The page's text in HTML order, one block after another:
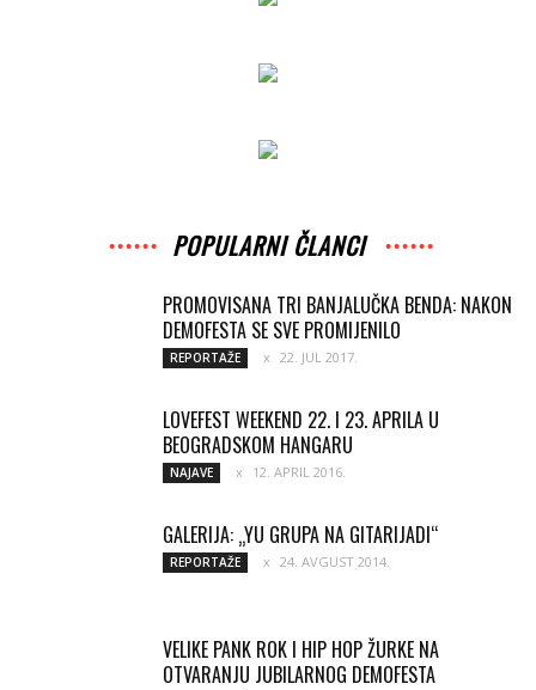
POPULARNI ČLANCI
PROMOVISANA TRI BANJALUČKA BENDA: NAKON
DEMOFESTA SE SVE PROMIJENILO
REPORTAŽE 22. JUL 2017.
LOVEFEST WEEKEND 22. I 23. APRILA U
BEOGRADSKOM HANGARU
NAJAVE 12. APRIL 2016.
GALERIJA: „YU GRUPA NA GITARIJADI“
REPORTAŽE 24. AVGUST 2014.
VELIKE PANK ROK I HIP HOP ŽURKE NA
OTVARANJU JUBILARNOG DEMOFESTA